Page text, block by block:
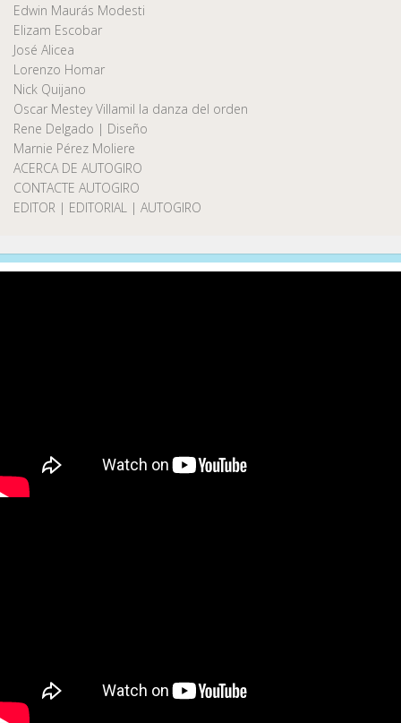
Edwin Maurás Modesti
Elizam Escobar
José Alicea
Lorenzo Homar
Nick Quijano
Oscar Mestey Villamil la danza del orden
Rene Delgado | Diseño
Marnie Pérez Moliere
ACERCA DE AUTOGIRO
CONTACTE AUTOGIRO
EDITOR | EDITORIAL | AUTOGIRO